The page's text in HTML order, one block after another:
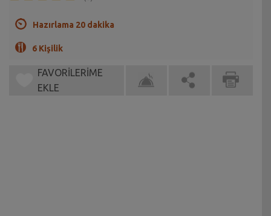
Hazırlama 20 dakika
6 Kişilik
FAVORİLERİME
EKLE